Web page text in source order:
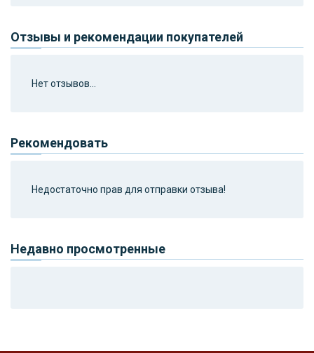
Отзывы и рекомендации покупателей
Нет отзывов...
Рекомендовать
Недостаточно прав для отправки отзыва!
Недавно просмотренные